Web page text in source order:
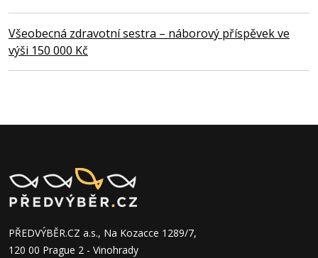
Všeobecná zdravotní sestra – náborový příspěvek ve
výši 150 000 Kč
PŘEDVÝBĚR.CZ a.s., Na Kozacce 1289/7,
120 00 Prague 2 - Vinohrady